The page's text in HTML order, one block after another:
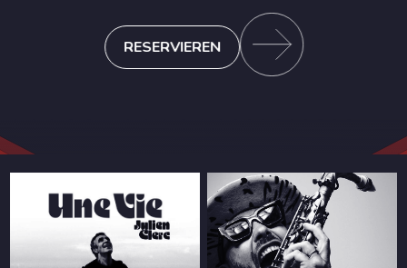
RESERVIEREN